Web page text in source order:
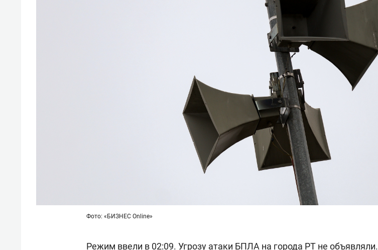
Фото: «БИЗНЕС Online»
Режим ввели в 02:09. Угрозу атаки БПЛА на города РТ не объявляли.